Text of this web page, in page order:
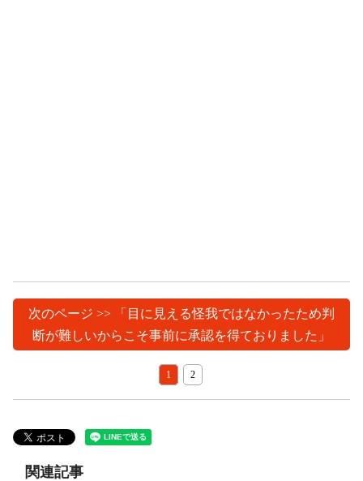
次のページ >> 「目に見える怪我ではなかったため判
断が難しいからこそ事前に承認を得ておりました」
1 2
関連記事